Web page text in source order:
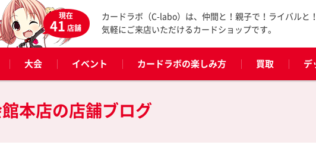
現在
41店舗
カードラボ（C-labo）は、仲間と！親子で！ライバルと
気軽にご来店いただけるカードショップです。
大会 イベント カードラボの楽しみ方 買取 デ
本店の店舗ブログ